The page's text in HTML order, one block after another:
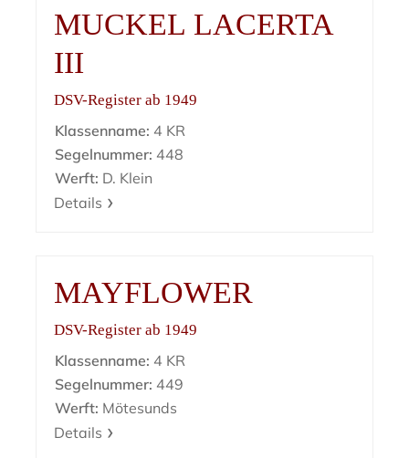
MUCKEL LACERTA
III
DSV-Register ab 1949
Klassenname: 4 KR
Segelnummer: 448
Werft: D. Klein
Details
MAYFLOWER
DSV-Register ab 1949
Klassenname: 4 KR
Segelnummer: 449
Werft: Mötesunds
Details